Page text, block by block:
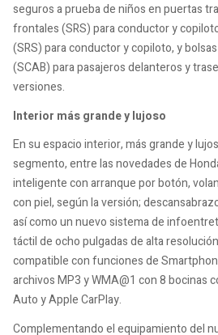
seguros a prueba de niños en puertas
frontales (SRS) para conductor y
(SRS) para conductor y copiloto, y
(SCAB) para pasajeros delanteros y
versiones.
Interior más grande y lujoso
En su espacio interior, más grande y
segmento, entre las novedades de
inteligente con arranque por botón,
con piel, según la versión;
así como un nuevo sistema de
táctil de ocho pulgadas de alta
compatible con funciones de
archivos MP3 y WMA@1 con 8 bocinas
Auto y Apple CarPlay.
Complementando el equipamiento del